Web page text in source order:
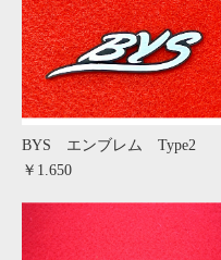
BYS エンブレム Type2
￥1.650